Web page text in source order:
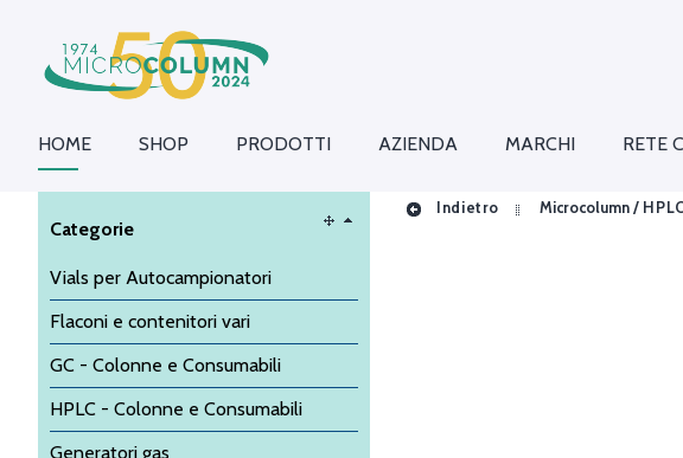
HOME SHOP PRODOTTI AZIENDA MARCHI RETE
Categorie
Vials per Autocampionatori
Flaconi e contenitori vari
GC - Colonne e Consumabili
HPLC - Colonne e Consumabili
Generatori gas
Indietro Microcolumn /